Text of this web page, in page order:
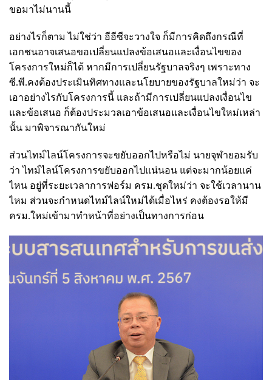
ขอมาไม่นานนี้
อย่างไรก็ตาม ไม่ใช่ว่า อีอีซีจะวางใจ ก็มีการคิดถึงกรณีที่
เอกชนอาจเสนอขอเปลี่ยนแปลงข้อเสนอและเงื่อนไขของ
โครงการใหม่ก็ได้ หากมีการเปลี่ยนรัฐบาลจริงๆ เพราะทาง
ซี.พี.คงต้องประเมินทิศทางและนโยบายของรัฐบาลใหม่ว่า จะ
เอาอย่างไรกับโครงการนี้ และถ้ามีการเปลี่ยนแปลงเงื่อนไข
และข้อเสนอ ก็ต้องประมวลเอาข้อเสนอและเงื่อนไขใหม่เหล่า
นั้น มาพิจารณากันใหม่
ส่วนไทม์ไลน์โครงการจะขยับออกไปหรือไม่ นายจุฬายอมรับ
ว่า ไทม์ไลน์โครงการขยับออกไปแน่นอน แต่จะมากน้อยแค่
ไหน อยู่ที่ระยะเวลาการฟอร์ม ครม.ชุดใหม่ว่า จะใช้เวลานาน
ไหม ส่วนจะกำหนดไทม์ไลน์ใหม่ได้เมื่อไหร่ คงต้องรอให้มี
ครม.ใหม่เข้ามาทำหน้าที่อย่างเป็นทางการก่อน